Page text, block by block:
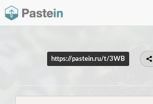
https://pastein.ru/t/3WB